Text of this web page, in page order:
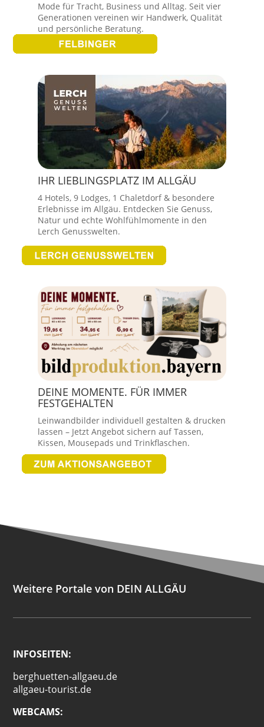
Mode für Tracht, Business und Alltag. Seit vier
Generationen vereinen wir Handwerk, Qualität
und persönliche Beratung.
IHR LIEBLINGSPLATZ IM ALLGÄU
4 Hotels, 9 Lodges, 1 Chaletdorf & besondere
Erlebnisse im Allgäu. Entdecken Sie Genuss,
Natur und echte Wohlfühlmomente in den
Lerch Genusswelten.
DEINE MOMENTE. FÜR IMMER
FESTGEHALTEN
Leinwandbilder individuell gestalten & drucken
lassen – Jetzt Angebot sichern auf Tassen,
Kissen, Mousepads und Trinkflaschen.
Weitere Portale von DEIN ALLGÄU
INFOSEITEN:
berghuetten-allgaeu.de
allgaeu-tourist.de
WEBCAMS: